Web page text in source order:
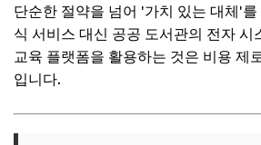
단순한 절약을 넘어 '가치 있는 대체'
식 서비스 대신 공공 도서관의 전자 시
교육 플랫폼을 활용하는 것은 비용 제
입니다.